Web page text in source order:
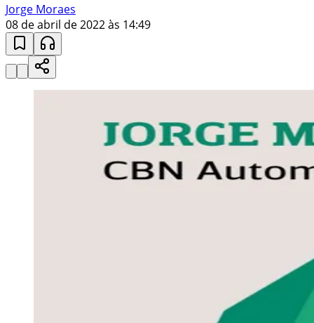
Jorge Moraes
08 de abril de 2022 às 14:49